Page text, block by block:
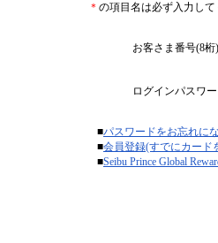
＊ の項目名は必ず入力して
お客さま番号(8桁)
ログインパスワ
■パスワードをお忘れに
■会員登録(すでにカード
■Seibu Prince Global